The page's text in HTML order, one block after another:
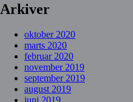
Arkiver
oktober 2020
marts 2020
februar 2020
november 2019
september 2019
august 2019